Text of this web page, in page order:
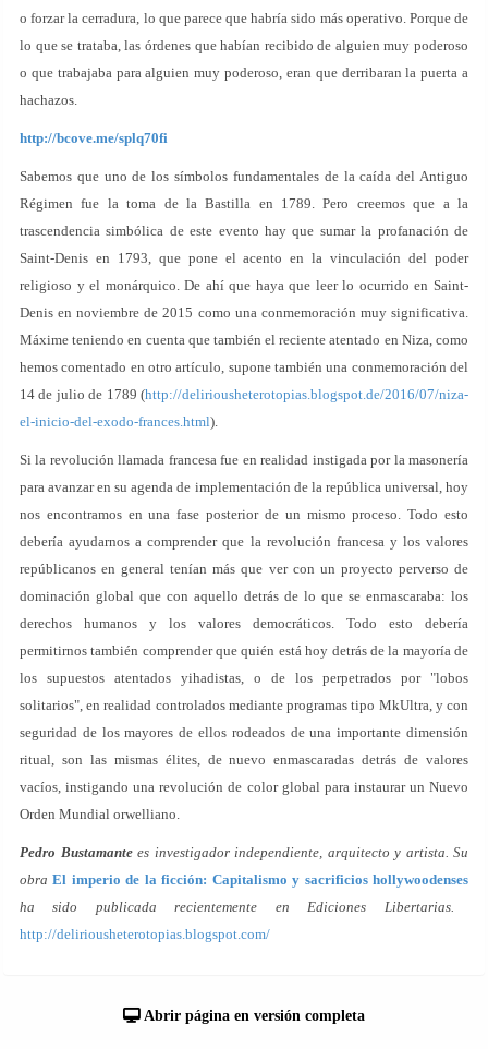
o forzar la cerradura, lo que parece que habría sido más operativo. Porque de
lo que se trataba, las órdenes que habían recibido de alguien muy poderoso
o que trabajaba para alguien muy poderoso, eran que derribaran la puerta a
hachazos.
http://bcove.me/splq70fi
Sabemos que uno de los símbolos fundamentales de la caída del Antiguo
Régimen fue la toma de la Bastilla en 1789. Pero creemos que a la
trascendencia simbólica de este evento hay que sumar la profanación de
Saint-Denis en 1793, que pone el acento en la vinculación del poder
religioso y el monárquico. De ahí que haya que leer lo ocurrido en Saint-
Denis en noviembre de 2015 como una conmemoración muy significativa.
Máxime teniendo en cuenta que también el reciente atentado en Niza, como
hemos comentado en otro artículo, supone también una conmemoración del
14 de julio de 1789 (http://deliriousheterotopias.blogspot.de/2016/07/niza-
el-inicio-del-exodo-frances.html).
Si la revolución llamada francesa fue en realidad instigada por la masonería
para avanzar en su agenda de implementación de la república universal, hoy
nos encontramos en una fase posterior de un mismo proceso. Todo esto
debería ayudarnos a comprender que la revolución francesa y los valores
repúblicanos en general tenían más que ver con un proyecto perverso de
dominación global que con aquello detrás de lo que se enmascaraba: los
derechos humanos y los valores democráticos. Todo esto debería
permitirnos también comprender que quién está hoy detrás de la mayoría de
los supuestos atentados yihadistas, o de los perpetrados por "lobos
solitarios", en realidad controlados mediante programas tipo MkUltra, y con
seguridad de los mayores de ellos rodeados de una importante dimensión
ritual, son las mismas élites, de nuevo enmascaradas detrás de valores
vacíos, instigando una revolución de color global para instaurar un Nuevo
Orden Mundial orwelliano.
Pedro Bustamantees investigador independiente, arquitecto y artista. Su
obraEl imperio de la ficción: Capitalismo y sacrificios hollywoodenses
ha sido publicada recientemente en Ediciones Libertarias.
http://deliriousheterotopias.blogspot.com/
Abrir página en versión completa